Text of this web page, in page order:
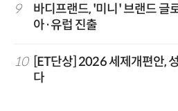
9
바디프랜드, '미니' 브랜드
아·유럽 진출
10 [ET단상] 2026 세제개편안,
다